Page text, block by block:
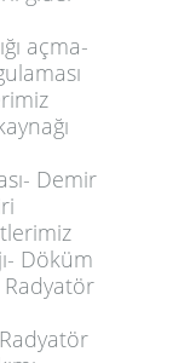
açma-
Demir
Döküm
Radyatör
Radyatör